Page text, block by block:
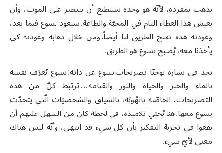
يذهب بمفرده، لأنّه هو وحده يستطيع أن ينتصر على الموت، وأن
يعيش هذا العطاء التام في المحبّة والطاعة. سيعود يسوع فيما بعد،
وعودته هذه تفتح الطريق لنا أيضاً. ومن خلال ذهابه وعودته كي
يأخذنا معه، يُصبح يسوع هو الطريق.
نجد في بشارة يوحنّا تصريحات يسوع عن ذاته: يسوع يُعرّف نفسه
بالماء والخبز والحياة والنور والقيامة… ترتبط كلّ من هذه
التصريحات، الخاصّة بالهُويّة، بالسياق والشخصيّات الّتي يتحدّث
يسوع معها. هنا يُحيّي تلاميذه، في لحظة كان من السهل عليهم أن
يقعوا في تجربة التفكير بأن كل شيء قد انتهى، وأنّه ليس هناك
معنى لأيّ شيء.